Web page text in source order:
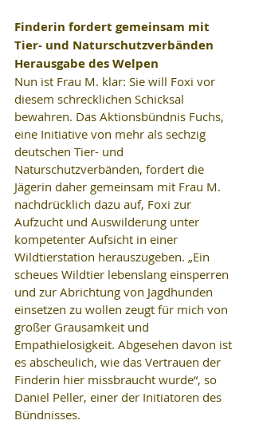
Finderin fordert gemeinsam mit
Tier- und Naturschutzverbänden
Herausgabe des Welpen
Nun ist Frau M. klar: Sie will Foxi vor
diesem schrecklichen Schicksal
bewahren. Das Aktionsbündnis Fuchs,
eine Initiative von mehr als sechzig
deutschen Tier- und
Naturschutzverbänden, fordert die
Jägerin daher gemeinsam mit Frau M.
nachdrücklich dazu auf, Foxi zur
Aufzucht und Auswilderung unter
kompetenter Aufsicht in einer
Wildtierstation herauszugeben. „Ein
scheues Wildtier lebenslang einsperren
und zur Abrichtung von Jagdhunden
einsetzen zu wollen zeugt für mich von
großer Grausamkeit und
Empathielosigkeit. Abgesehen davon ist
es abscheulich, wie das Vertrauen der
Finderin hier missbraucht wurde“, so
Daniel Peller, einer der Initiatoren des
Bündnisses.